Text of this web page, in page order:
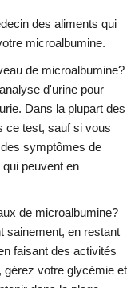
des aliments qui
microalbumine.
de microalbumine?
d'urine pour
Dans la plupart des
ce test, sauf si vous
symptômes de
peuvent en
de microalbumine?
sainement, en restant
faisant des activités
gérez votre glycémie et